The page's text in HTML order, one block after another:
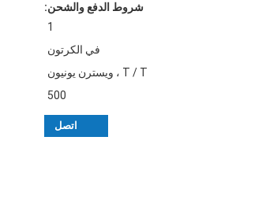
شروط الدفع والشحن:
1
في الكرتون
T / T ، ويسترن يونيون
500
اتصل